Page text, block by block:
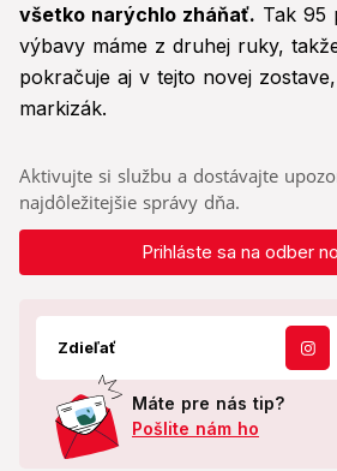
všetko narýchlo zháňať. Tak 95
výbavy máme z druhej ruky,
pokračuje aj v tejto novej
markizák.
Aktivujte si službu a dostávajte
najdôležitejšie správy dňa.
Prihláste sa na odber
Zdieľať
Máte pre nás tip?
Pošlite nám ho